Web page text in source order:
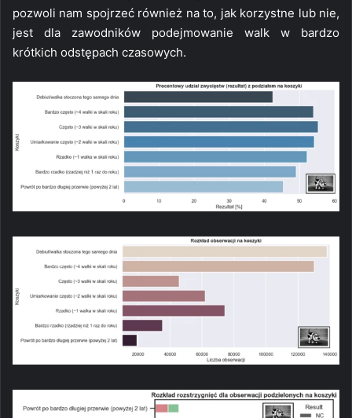
pozwoli nam spojrzeć również na to, jak korzystne lub nie,
jest dla zawodników podejmowanie walk w bardzo
krótkich odstępach czasowych.